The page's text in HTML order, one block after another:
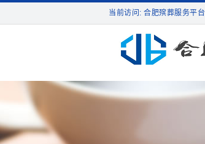
当前访问: 合肥殡葬服务平台